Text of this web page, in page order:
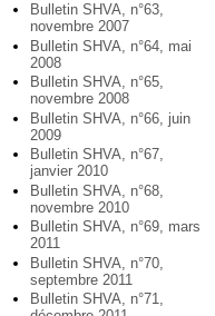
Bulletin SHVA, n°63,
novembre 2007
Bulletin SHVA, n°64, mai
2008
Bulletin SHVA, n°65,
novembre 2008
Bulletin SHVA, n°66, juin
2009
Bulletin SHVA, n°67,
janvier 2010
Bulletin SHVA, n°68,
novembre 2010
Bulletin SHVA, n°69, mars
2011
Bulletin SHVA, n°70,
septembre 2011
Bulletin SHVA, n°71,